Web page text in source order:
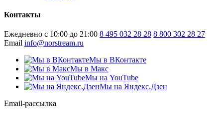
Контакты
Ежедневно с 10:00 до 21:00 8 495 032 28 28 8 800 302 28 27
Email info@norstream.ru
Мы в ВКонтакте
Мы в Макс
Мы на YouTube
Мы на Яндекс.Дзен
Email-рассылка